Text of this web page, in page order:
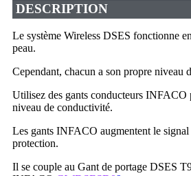
DESCRIPTION
Le système Wireless DSES fonctionne
peau.
Cependant, chacun a son propre niveau
Utilisez des gants conducteurs INFACO
niveau de conductivité.
Les gants INFACO augmentent le
protection.
Il se couple au Gant de portage DSES